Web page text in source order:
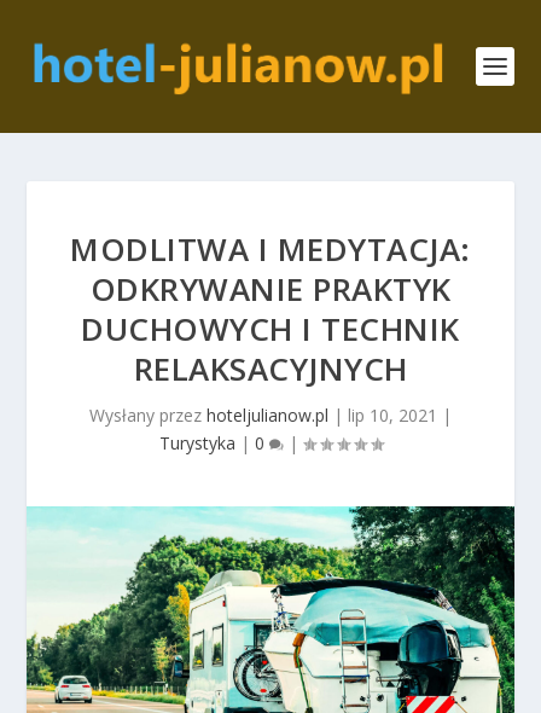
MODLITWA I MEDYTACJA:
ODKRYWANIE PRAKTYK
DUCHOWYCH I TECHNIK
RELAKSACYJNYCH
Wysłany przez hoteljulianow.pl | lip 10, 2021 |
Turystyka | 0 |